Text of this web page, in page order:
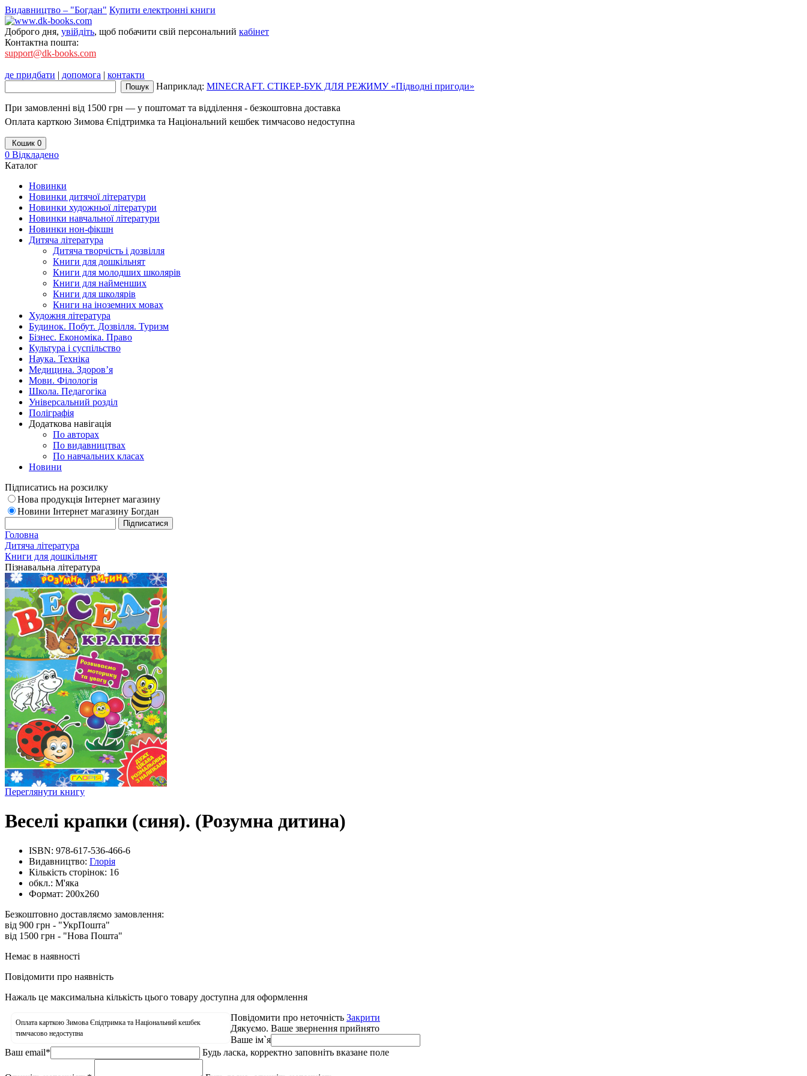
Видавництво – "Богдан" Купити електронні книги
Доброго дня, увійдіть, щоб побачити свій персональний кабінет
Контактна пошта:
support@dk-books.com
де придбати | допомога | контакти
Наприклад: MINECRAFT. СТІКЕР-БУК ДЛЯ РЕЖИМУ «Підводні пригоди»
При замовленні від 1500 грн — у поштомат та відділення - безкоштовна доставка
Оплата карткою Зимова Єпідтримка та Національний кешбек тимчасово недоступна
Кошик 0
0 Відкладено
Каталог
Новинки
Новинки дитячої літератури
Новинки художньої літератури
Новинки навчальної літератури
Новинки нон-фікшн
Дитяча література
Дитяча творчість і дозвілля
Книги для дошкільнят
Книги для молодших школярів
Книги для найменших
Книги для школярів
Книги на іноземних мовах
Художня література
Будинок. Побут. Дозвілля. Туризм
Бізнес. Економіка. Право
Культура і суспільство
Наука. Техніка
Медицина. Здоров’я
Мови. Філологія
Школа. Педагогіка
Універсальний розділ
Поліграфія
Додаткова навігація
По авторах
По видавництвах
По навчальних класах
Новини
Підписатись на розсилку
Нова продукція Інтернет магазину
Новини Інтернет магазину Богдан
Головна
Дитяча література
Книги для дошкільнят
Пізнавальна література
Переглянути книгу
Веселі крапки (синя). (Розумна дитина)
ISBN: 978-617-536-466-6
Видавництво: Глорія
Кількість сторінок: 16
обкл.: М'яка
Формат: 200х260
Безкоштовно доставляємо замовлення:
від 900 грн - "УкрПошта"
від 1500 грн - "Нова Пошта"
Немає в наявності
Повідомити про наявність
Нажаль це максимальна кількість цього товару доступна для оформлення
Оплата карткою Зимова Єпідтримка та Національний кешбек
тимчасово недоступна
Повідомити про неточність Закрити
Дякуємо. Ваше звернення прийнято
Ваше ім`я
Ваш email* Будь ласка, корректно заповніть вказане поле